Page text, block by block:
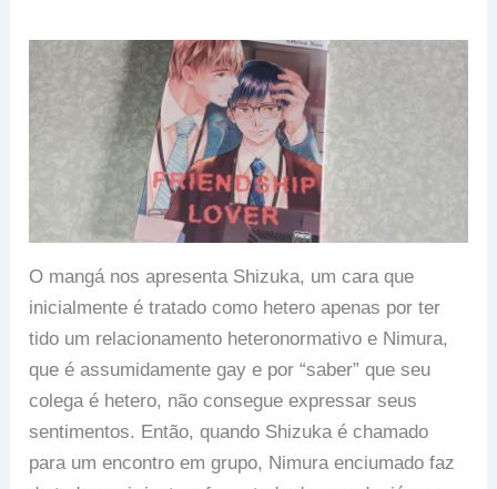
O mangá nos apresenta Shizuka, um cara que
inicialmente é tratado como hetero apenas por ter
tido um relacionamento heteronormativo e Nimura,
que é assumidamente gay e por “saber” que seu
colega é hetero, não consegue expressar seus
sentimentos. Então, quando Shizuka é chamado
para um encontro em grupo, Nimura enciumado faz